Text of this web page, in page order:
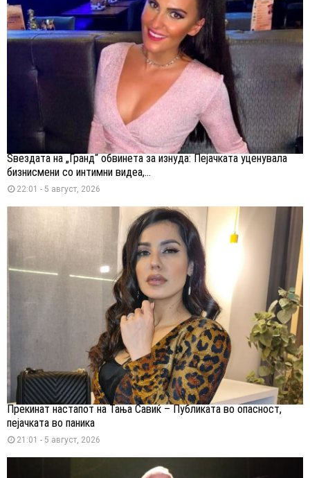
Ѕвездата на „Гранд“ обвинета за изнуда: Пејачката уценувала
бизнисмени со интимни видеа,...
22:01 - 5 август, 2026
Прекинат настапот на Тања Савиќ – Публиката во опасност,
пејачката во паника
21:01 - 5 август, 2026